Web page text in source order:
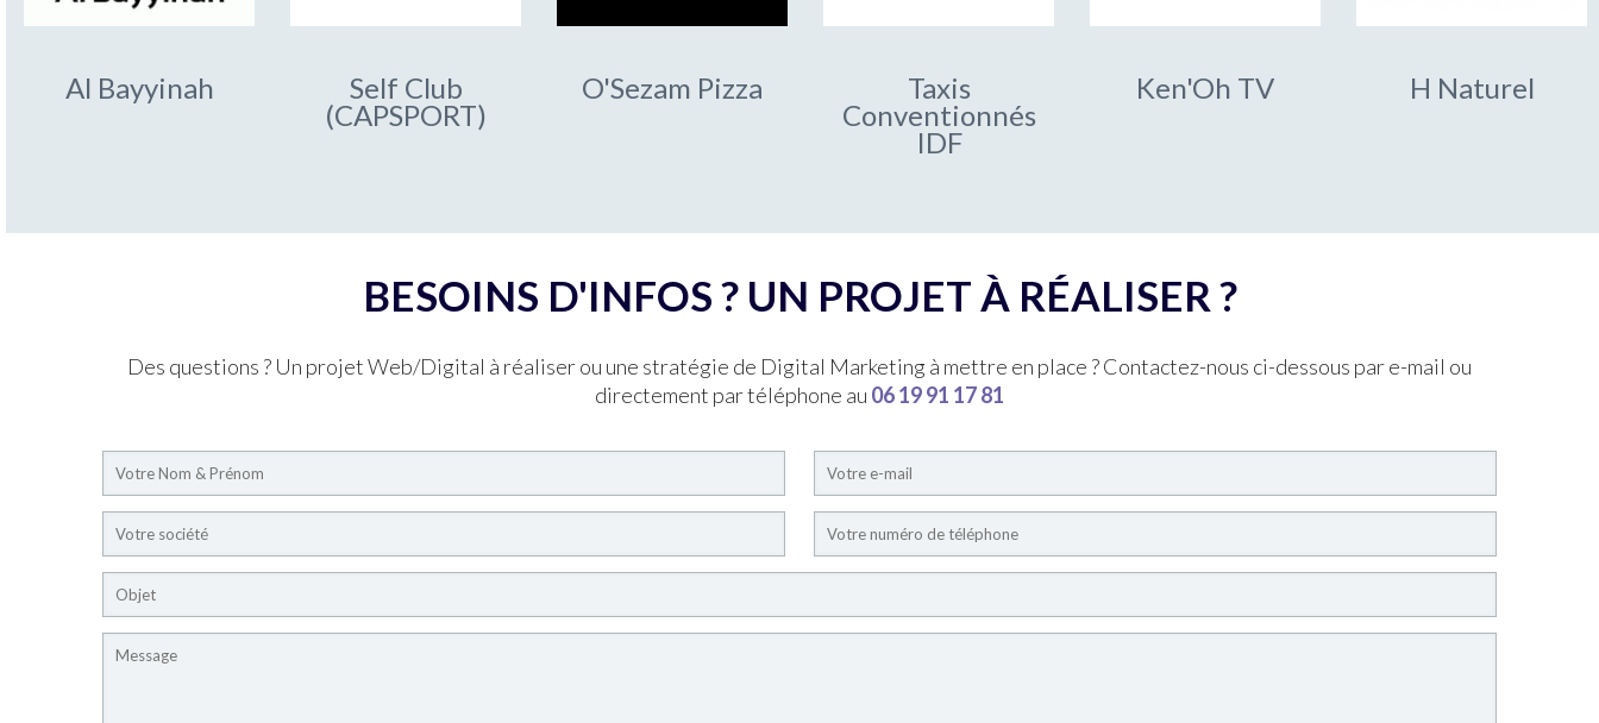
Al Bayyinah Self Club
(CAPSPORT)
O'Sezam Pizza Taxis
Conventionnés
IDF
Ken'Oh TV H Naturel
BESOINS D'INFOS ? UN PROJET À RÉALISER ?
Des questions ? Un projet Web/Digital à réaliser ou une stratégie de Digital Marketing à mettre en place ? Contactez-nous ci-dessous par e-mail ou
directement par téléphone au 06 19 91 17 81